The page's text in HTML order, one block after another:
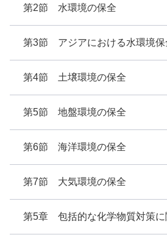
第2節 水環境の保全
第3節 アジアにおける水環境保
第4節 土壌環境の保全
第5節 地盤環境の保全
第6節 海洋環境の保全
第7節 大気環境の保全
第5章 包括的な化学物質対策に